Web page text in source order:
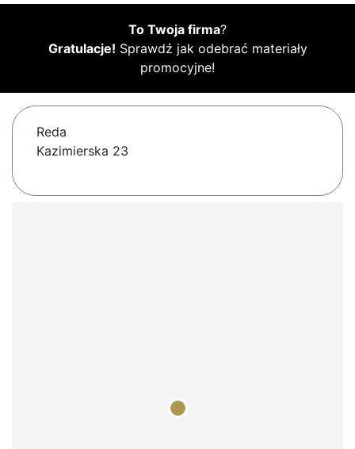
To Twoja firma?
Gratulacje! Sprawdź jak odebrać materiały
promocyjne!
Reda
Kazimierska 23